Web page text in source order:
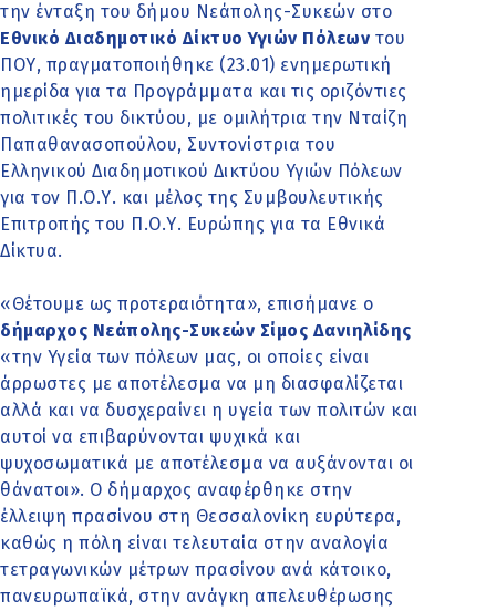
την ένταξη του δήμου Νεάπολης-Συκεών στο
Εθνικό Διαδημοτικό Δίκτυο Υγιών Πόλεων του
ΠΟΥ, πραγματοποιήθηκε (23.01) ενημερωτική
ημερίδα για τα Προγράμματα και τις οριζόντιες
πολιτικές του δικτύου, με ομιλήτρια την Νταίζη
Παπαθανασοπούλου, Συντονίστρια του
Ελληνικού Διαδημοτικού Δικτύου Υγιών Πόλεων
για τον Π.Ο.Υ. και μέλος της Συμβουλευτικής
Επιτροπής του Π.Ο.Υ. Ευρώπης για τα Εθνικά
Δίκτυα.
«Θέτουμε ως προτεραιότητα», επισήμανε ο
δήμαρχος Νεάπολης-Συκεών Σίμος Δανιηλίδης
«την Υγεία των πόλεων μας, οι οποίες είναι
άρρωστες με αποτέλεσμα να μη διασφαλίζεται
αλλά και να δυσχεραίνει η υγεία των πολιτών και
αυτοί να επιβαρύνονται ψυχικά και
ψυχοσωματικά με αποτέλεσμα να αυξάνονται οι
θάνατοι». Ο δήμαρχος αναφέρθηκε στην
έλλειψη πρασίνου στη Θεσσαλονίκη ευρύτερα,
καθώς η πόλη είναι τελευταία στην αναλογία
τετραγωνικών μέτρων πρασίνου ανά κάτοικο,
πανευρωπαϊκά, στην ανάγκη απελευθέρωσης